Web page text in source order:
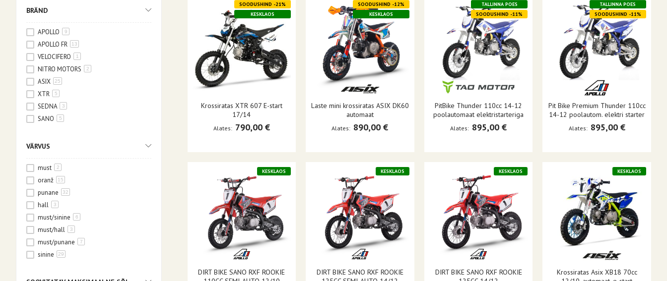
SOODUSHIND -21%
KESKLAOS
Krossiratas XTR 607 E-start
17/14
Alates 790,00 €
SOODUSHIND -12%
KESKLAOS
Laste mini krossiratas ASIX DK60
automaat
Alates 890,00 €
TALLINNA POES
SOODUSHIND -11%
PitBike Thunder 110cc 14-12
poolautomaat elektristarteriga
Alates 895,00 €
TALLINNA POES
SOODUSHIND -11%
Pit Bike Premium Thunder 110cc
14-12 poolautom. elektri starter
Alates 895,00 €
KESKLAOS
DIRT BIKE SANO RXF ROOKIE
KESKLAOS
DIRT BIKE SANO RXF ROOKIE
KESKLAOS
DIRT BIKE SANO RXF ROOKIE
KESKLAOS
Krossiratas Asix XB18 70cc
BRÄND
APOLLO 9
APOLLO FR 13
VELOCIFERO 1
NITRO MOTORS 2
ASIX 25
XTR 5
SEDNA 3
SANO 5
VÄRVUS
must 2
oranž 15
punane 32
hall 3
must/sinine 6
must/hall 3
must/punane 7
sinine 29
hall/must 1